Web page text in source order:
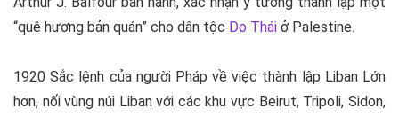
“quê hương bản quán” cho dân tộc Do Thái ở Palestine.
1920 Sắc lệnh của người Pháp về việc thành lập Liban Lớn
hơn, nối vùng núi Liban với các khu vực Beirut, Tripoli, Sidon,